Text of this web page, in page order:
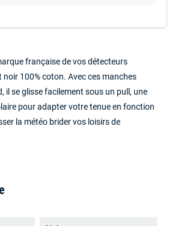
française de vos détecteurs
noir 100% coton. Avec ces manches
il se glisse facilement sous un pull, une
pour adapter votre tenue en fonction
la météo brider vos loisirs de